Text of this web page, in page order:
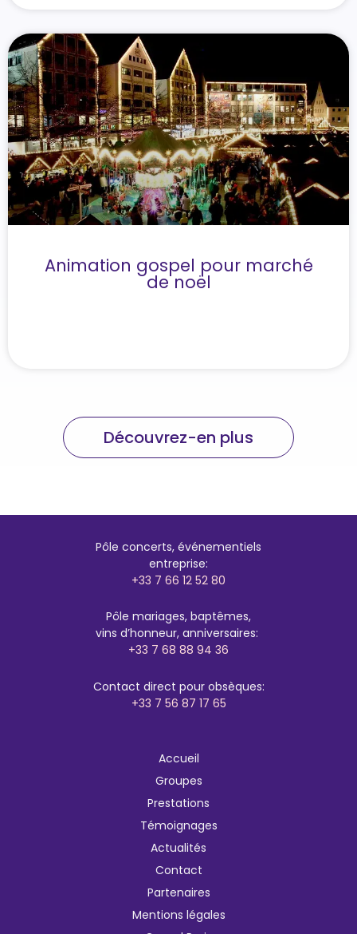
Animation gospel pour marché
de noël
Découvrez-en plus
Pôle concerts, événementiels
entreprise:
+33 7 66 12 52 80
Pôle mariages, baptêmes,
vins d’honneur, anniversaires:
+33 7 68 88 94 36
Contact direct pour obsèques:
+33 7 56 87 17 65
Accueil
Groupes
Prestations
Témoignages
Actualités
Contact
Partenaires
Mentions légales